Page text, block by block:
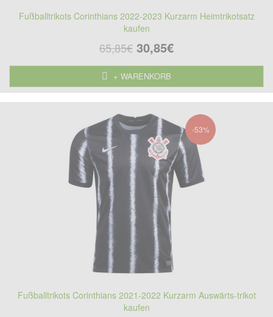
Fußballtrikots Corinthians 2022-2023 Kurzarm Heimtrikotsatz
kaufen
65,85€ 30,85€
+ WARENKORB
-53%
Fußballtrikots Corinthians 2021-2022 Kurzarm Auswärts-trikot
kaufen